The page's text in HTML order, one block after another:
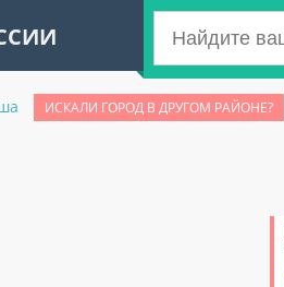
ИСКАЛИ ГОРОД В ДРУГОМ РАЙОНЕ?